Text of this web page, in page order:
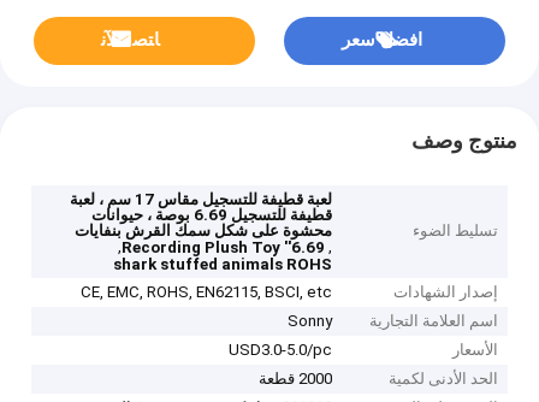
افضل سعر ﺎﺘﺼﻟ ﺍﻶﻧ
منتوج وصف
تسليط الضوء
لعبة قطيفة للتسجيل مقاس 17 سم ، لعبة
قطيفة للتسجيل 6.69 بوصة ، حيوانات
محشوة على شكل سمك القرش بنفايات
,
6.69'' Recording Plush Toy
,
shark stuffed animals ROHS
إصدار الشهادات
CE, EMC, ROHS, EN62115, BSCI, etc
اسم العلامة التجارية
Sonny
الأسعار
USD3.0-5.0/pc
الحد الأدنى لكمية
2000 قطعة